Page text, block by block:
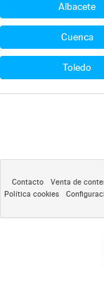
Albacete
Cuenca
Toledo
Contacto Venta de
Política cookies